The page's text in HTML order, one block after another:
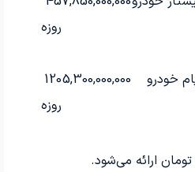
روزه
خودرو 5,300,000,000
120
روزه
ارائه می‌شود.